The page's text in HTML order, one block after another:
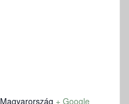
Magyarország + Google